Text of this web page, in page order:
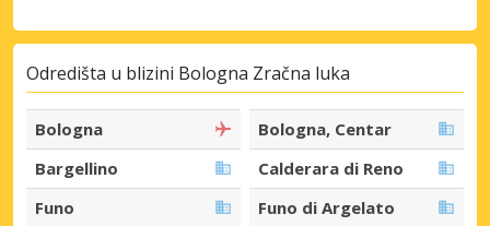
Odredišta u blizini Bologna Zračna luka
Bologna
Bologna, Centar
Bargellino
Calderara di Reno
Funo
Funo di Argelato